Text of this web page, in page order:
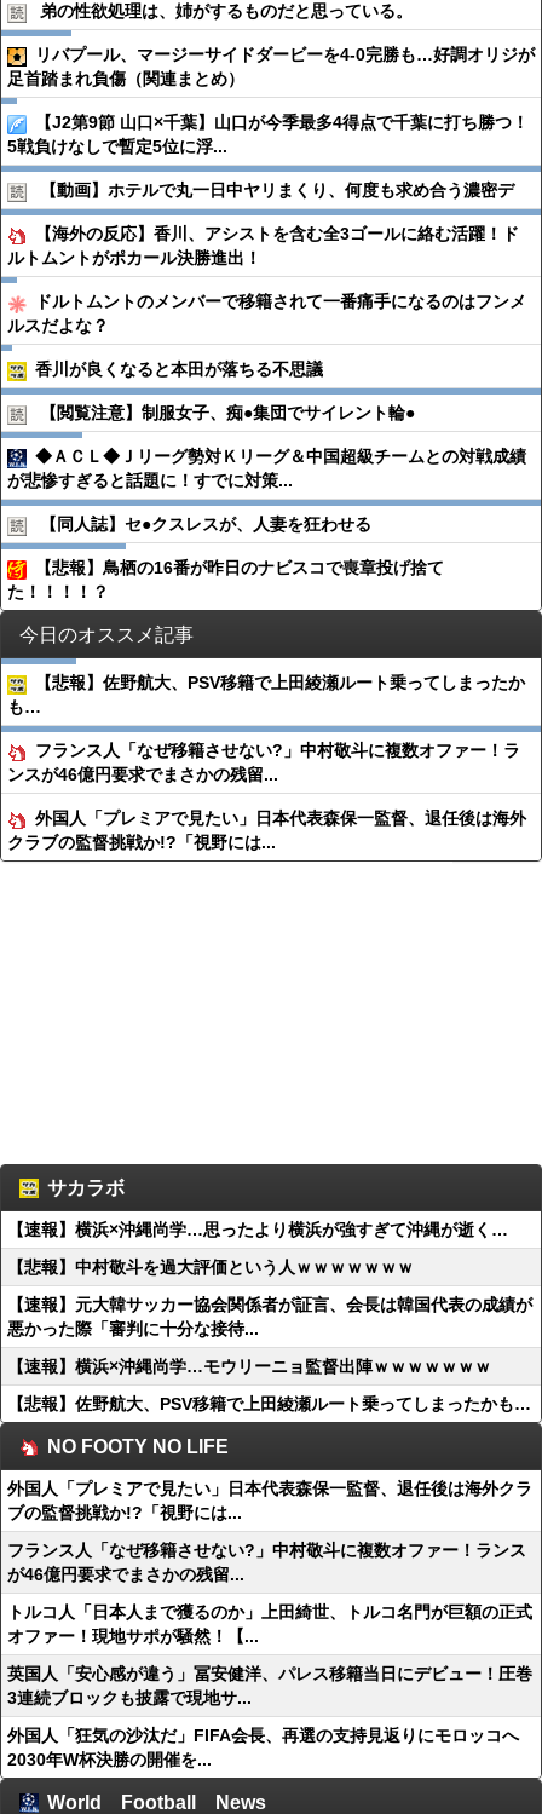
弟の性欲処理は、姉がするものだと思っている。
リバプール、マージーサイドダービーを4-0完勝も…好調オリジが
足首踏まれ負傷（関連まとめ）
【J2第9節 山口×千葉】山口が今季最多4得点で千葉に打ち勝つ！
5戦負けなしで暫定5位に浮...
【動画】ホテルで丸一日中ヤリまくり、何度も求め合う濃密デ
【海外の反応】香川、アシストを含む全3ゴールに絡む活躍！ド
ルトムントがポカール決勝進出！
ドルトムントのメンバーで移籍されて一番痛手になるのはフンメ
ルスだよな？
香川が良くなると本田が落ちる不思議
【閲覧注意】制服女子、痴●︎集団でサイレント輪●︎
◆ＡＣＬ◆Ｊリーグ勢対Ｋリーグ＆中国超級チームとの対戦成績
が悲惨すぎると話題に！すでに対策...
【同人誌】セ●︎クスレスが、人妻を狂わせる
【悲報】鳥栖の16番が昨日のナビスコで喪章投げ捨て
た！！！！？
今日のオススメ記事
【悲報】佐野航大、PSV移籍で上田綾瀬ルート乗ってしまったか
も…
フランス人「なぜ移籍させない?」中村敬斗に複数オファー！ラ
ンスが46億円要求でまさかの残留...
外国人「プレミアで見たい」日本代表森保一監督、退任後は海外
クラブの監督挑戦か!?「視野には...
サカラボ
【速報】横浜×沖縄尚学…思ったより横浜が強すぎて沖縄が逝く…
【悲報】中村敬斗を過大評価という人ｗｗｗｗｗｗｗ
【速報】元大韓サッカー協会関係者が証言、会長は韓国代表の成績が
悪かった際「審判に十分な接待...
【速報】横浜×沖縄尚学…モウリーニョ監督出陣ｗｗｗｗｗｗｗ
【悲報】佐野航大、PSV移籍で上田綾瀬ルート乗ってしまったかも…
NO FOOTY NO LIFE
外国人「プレミアで見たい」日本代表森保一監督、退任後は海外クラ
ブの監督挑戦か!?「視野には...
フランス人「なぜ移籍させない?」中村敬斗に複数オファー！ランス
が46億円要求でまさかの残留...
トルコ人「日本人まで獲るのか」上田綺世、トルコ名門が巨額の正式
オファー！現地サポが騒然！【...
英国人「安心感が違う」冨安健洋、パレス移籍当日にデビュー！圧巻
3連続ブロックも披露で現地サ...
外国人「狂気の沙汰だ」FIFA会長、再選の支持見返りにモロッコへ
2030年W杯決勝の開催を...
World Football News